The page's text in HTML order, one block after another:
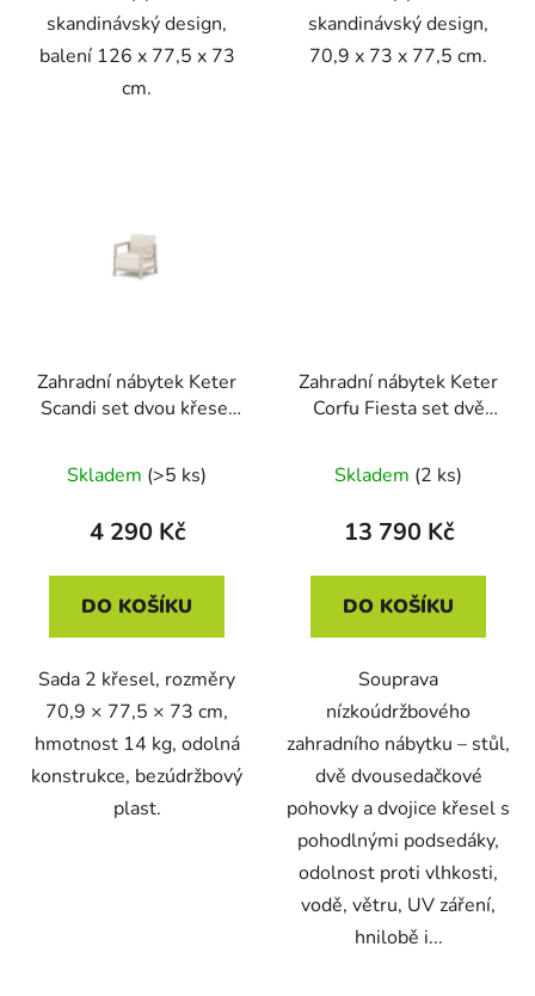
skandinávský design,
balení 126 x 77,5 x 73
cm.
skandinávský design,
70,9 x 73 x 77,5 cm.
Zahradní nábytek Keter
Scandi set dvou křesel
Skladem (>5 ks)
4 290 Kč
DO KOŠÍKU
Sada 2 křesel, rozměry
70,9 × 77,5 × 73 cm,
hmotnost 14 kg, odolná
konstrukce, bezúdržbový
plast.
Zahradní nábytek Keter
Corfu Fiesta set dvě
křesla + stůl cappuccino
Skladem (2 ks)
13 790 Kč
DO KOŠÍKU
Souprava
nízkoúdržbového
zahradního nábytku – stůl,
dvě dvousedačkové
pohovky a dvojice křesel s
pohodlnými podsedáky,
odolnost proti vlhkosti,
vodě, větru, UV záření,
hnilobě i...